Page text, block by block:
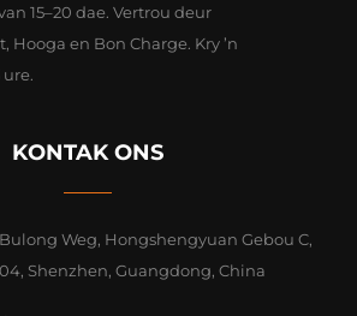
15–20 dae. Vertrou deur
Hooga en Bon Charge. Kry ’n
KONTAK ONS
Weg, Hongshengyuan Gebou C,
Shenzhen, Guangdong, China